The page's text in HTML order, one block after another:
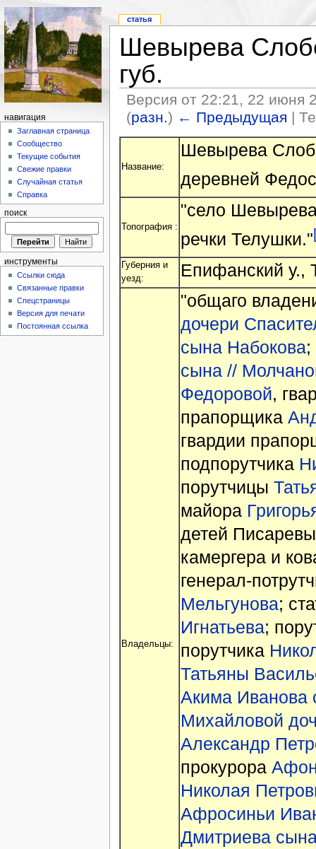
Шевырева
губ.
Версия от 22:21, 22 июня
(разн.) ← Предыдущая |
Название:
Шевырева
деревней
Топография :
"село
речки Телушки."
Губерния и
уезд:
Епифанский у.,
Владельцы:
"общаго
дочери
сына Набокова;
сына //
Федоровой,
прапорщика
гвардии
подпорутчика
порутчицы
майора
детей
камергера и
генерал-
Мельгунова;
Игнатьева;
порутчика
Татьяны
Акима Иванова
Михайловой
Александр
прокурора
Николая
Афросиньи
Дмитриева
статья
навигация
Заглавная страница
Сообщество
Текущие события
Свежие правки
Случайная статья
Справка
поиск
инструменты
Ссылки сюда
Связанные правки
Спецстраницы
Версия для печати
Постоянная ссылка